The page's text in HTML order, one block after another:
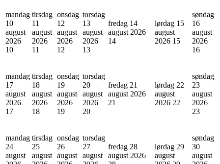
mandag
10
august
2026
10
tirsdag
11
august
2026
11
onsdag
12
august
2026
12
torsdag
13
august
2026
13
fredag 14
august 2026
14
lørdag 15
august
2026 15
søndag
16
august
2026
16
mandag
17
august
2026
17
tirsdag
18
august
2026
18
onsdag
19
august
2026
19
torsdag
20
august
2026
20
fredag 21
august 2026
21
lørdag 22
august
2026 22
søndag
23
august
2026
23
mandag
24
august
tirsdag
25
august
onsdag
26
august
torsdag
27
august
fredag 28
august 2026
lørdag 29
august
søndag
30
august